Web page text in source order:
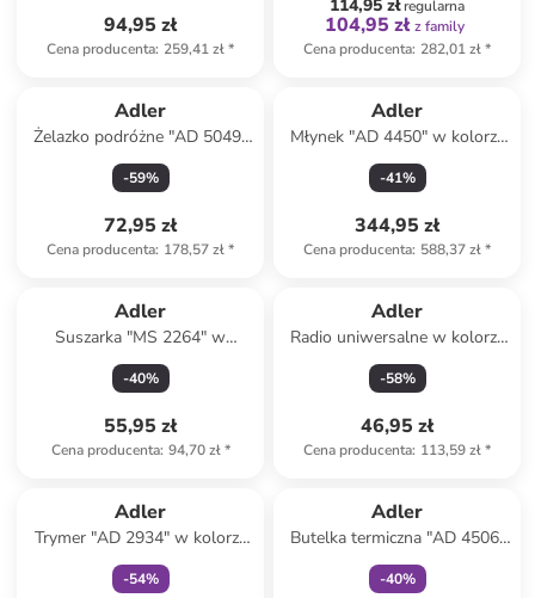
94,95 zł
Cena producenta: 259,41 zł*
114,95 złregularna
104,95 zł z family
Cena producenta: 282,01 zł*
Adler
Żelazko podróżne "AD 5049"
w kolorze czarno-fioletowym
-59%
72,95 zł
Cena producenta: 178,57 zł*
Adler
Młynek "AD 4450" w kolorze
czarnym do kawy
-41%
344,95 zł
Cena producenta: 588,37 zł*
Adler
Suszarka "MS 2264" w
kolorze czarnym
-40%
55,95 zł
Cena producenta: 94,70 zł*
Adler
Radio uniwersalne w kolorze
czarnym
-58%
46,95 zł
Cena producenta: 113,59 zł*
Adler
Trymer "AD 2934" w kolorze
czarnym do brwi
-54%
Adler
Butelka termiczna "AD 4506"
w kolorze jasnoróżowym -
473 ml
-40%